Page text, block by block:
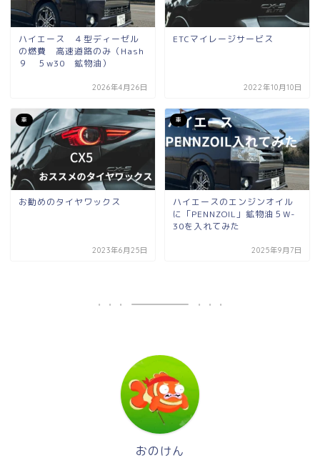
ハイエース ４型ディーゼル
の燃費 高速道路のみ（Hash
９ ５w30 鉱物油）
2026年4月26日
ETCマイレージサービス
2022年10月10日
車
お勧めのタイヤワックス
2023年6月25日
車
ハイエースのエンジンオイル
に「PENNZOIL」鉱物油５W-
30を入れてみた
2025年9月7日
おのけん